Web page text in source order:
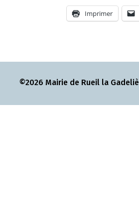
Imprimer
©2026 Mairie de Rueil la